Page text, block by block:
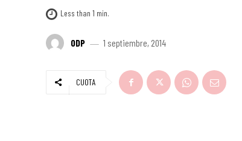
Less than 1 min.
ODP 1 septiembre, 2014
CUOTA